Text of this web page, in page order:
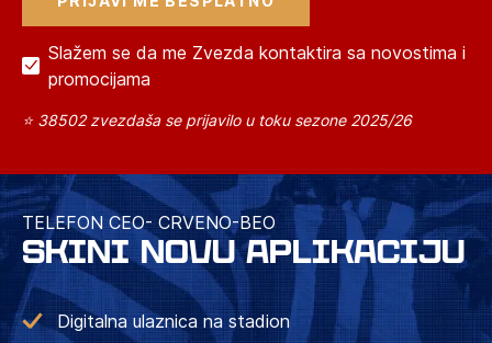
Slažem se da me Zvezda kontaktira sa novostima i
promocijama
⭐ 38502 zvezdaša se prijavilo u toku sezone 2025/26
TELEFON CEO- CRVENO-BEO
SKINI NOVU APLIKACIJU
Digitalna ulaznica na stadion